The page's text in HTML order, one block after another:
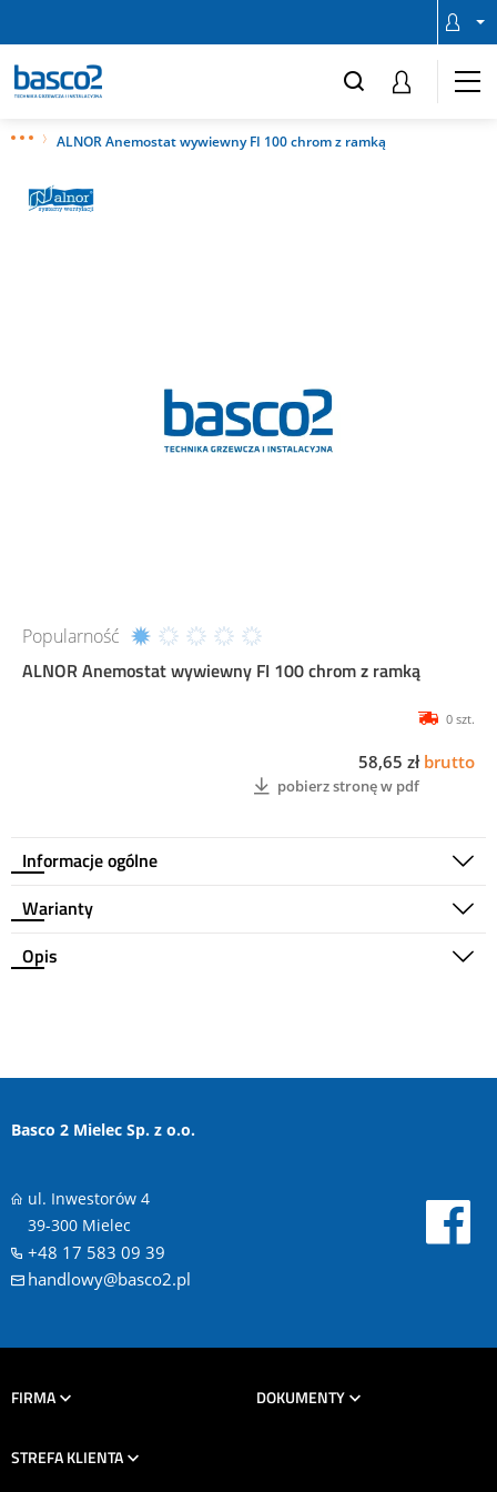
ALNOR Anemostat wywiewny FI 100 chrom z ramką
Popularność
ALNOR Anemostat wywiewny FI 100 chrom z ramką
Informacje ogólne
0 szt.
58,65 zł brutto
pobierz stronę w pdf
Warianty
Opis
Basco 2 Mielec Sp. z o.o.
ul. Inwestorów 4
39-300 Mielec
+48 17 583 09 39
handlowy@basco2.pl
FIRMA
STREFA KLIENTA
DOKUMENTY